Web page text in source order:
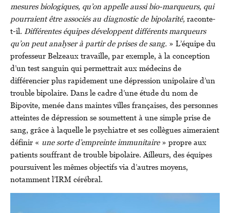
mesures biologiques, qu’on appelle aussi bio-marqueurs, qui
pourraient être associés au diagnostic de bipolarité,raconte-
t-il. Différentes équipes développent différents marqueurs
qu’on peut analyser à partir de prises de sang. » L’équipe du
professeur Belzeaux travaille, par exemple, à la conception
d’un test sanguin qui permettrait aux médecins de
différencier plus rapidement une dépression unipolaire d’un
trouble bipolaire. Dans le cadre d’une étude du nom de
Bipovite, menée dans maintes villes françaises, des personnes
atteintes de dépression se soumettent à une simple prise de
sang, grâce à laquelle le psychiatre et ses collègues aimeraient
définir « une sorte d’empreinte immunitaire» propre aux
patients souffrant de trouble bipolaire. Ailleurs, des équipes
poursuivent les mêmes objectifs via d’autres moyens,
notamment l’IRM cérébral.